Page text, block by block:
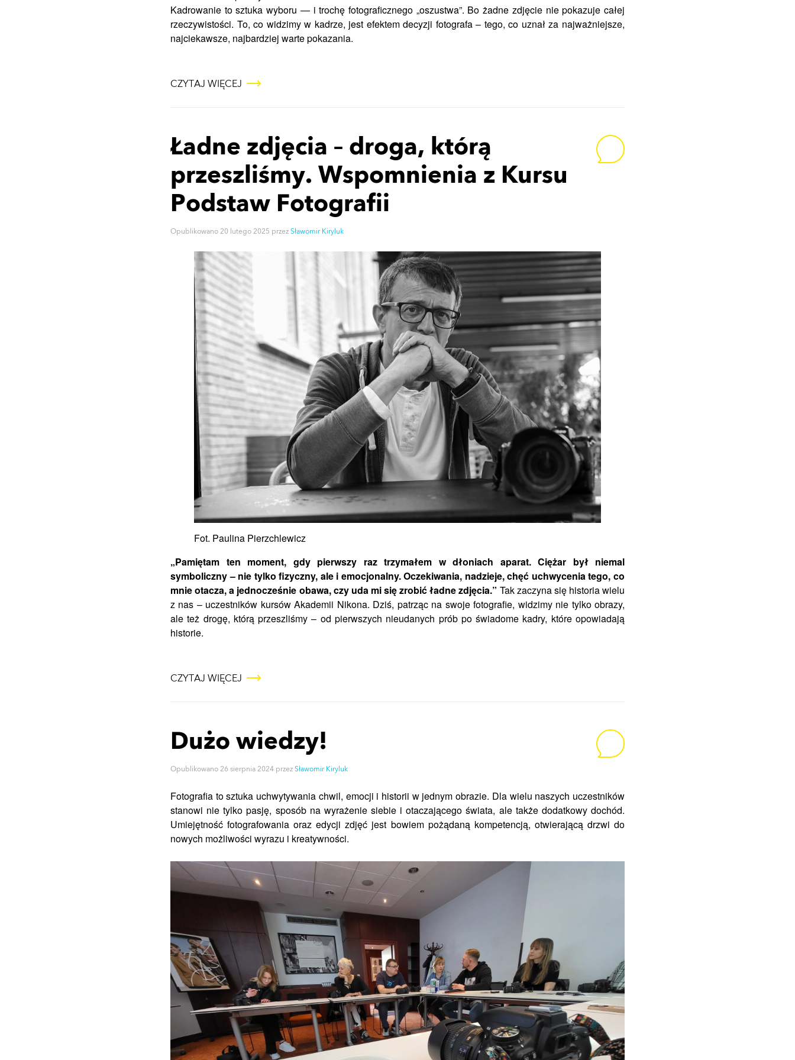
Kadrowanie to sztuka wyboru — i trochę fotograficznego „oszustwa”. Bo żadne zdjęcie nie pokazuje całej
rzeczywistości. To, co widzimy w kadrze, jest efektem decyzji fotografa – tego, co uznał za najważniejsze,
najciekawsze, najbardziej warte pokazania.
CZYTAJ WIĘCEJ
Ładne zdjęcia – droga, którą
przeszliśmy. Wspomnienia z Kursu
Podstaw Fotografii
Opublikowano 20 lutego 2025 przez Sławomir Kiryluk
Fot. Paulina Pierzchlewicz
„Pamiętam ten moment, gdy pierwszy raz trzymałem w dłoniach aparat. Ciężar był niemal
symboliczny – nie tylko fizyczny, ale i emocjonalny. Oczekiwania, nadzieje, chęć uchwycenia tego, co
mnie otacza, a jednocześnie obawa, czy uda mi się zrobić ładne zdjęcia.” Tak zaczyna się historia wielu
z nas – uczestników kursów Akademii Nikona. Dziś, patrząc na swoje fotografie, widzimy nie tylko obrazy,
ale też drogę, którą przeszliśmy – od pierwszych nieudanych prób po świadome kadry, które opowiadają
historie.
CZYTAJ WIĘCEJ
Dużo wiedzy!
Opublikowano 26 sierpnia 2024 przez Sławomir Kiryluk
Fotografia to sztuka uchwytywania chwil, emocji i historii w jednym obrazie. Dla wielu naszych uczestników
stanowi nie tylko pasję, sposób na wyrażenie siebie i otaczającego świata, ale także dodatkowy dochód.
Umiejętność fotografowania oraz edycji zdjęć jest bowiem pożądaną kompetencją, otwierającą drzwi do
nowych możliwości wyrazu i kreatywności.